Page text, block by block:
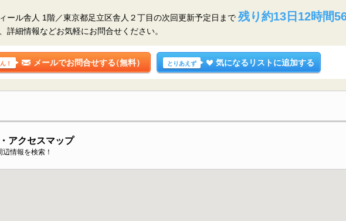
ール舎人 1階／東京都足立区舎人２丁目の次回更新予定日まで 残り約13日12時間
詳細情報などお気軽にお問合せください。
！ メールでお問合せする（無料） とりあえず 気になるリストに追加する
アクセスマップ
情報を検索！